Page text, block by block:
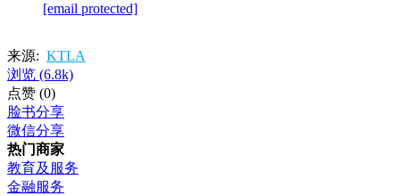
[email protected]
来源: KTLA
浏览 (6.8k)
点赞 (0)
脸书分享
微信分享
热门商家
教育及服务
金融服务